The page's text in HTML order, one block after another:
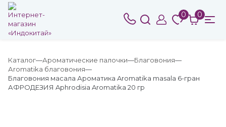
0 0
Каталог Ароматические палочки
Благовония
Аromatika благовония
Благовония масала Ароматика Aromatika masala 6-гран
АФРОДЕЗИЯ Aphrodisia Aromatika 20 гр